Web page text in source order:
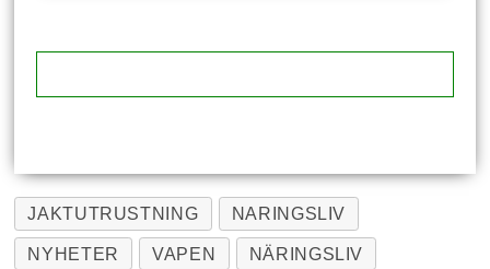
JAKTUTRUSTNING NARINGSLIV
NYHETER VAPEN NÄRINGSLIV